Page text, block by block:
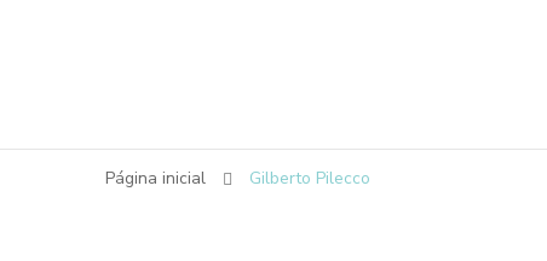
Página inicial Gilberto Pilecco